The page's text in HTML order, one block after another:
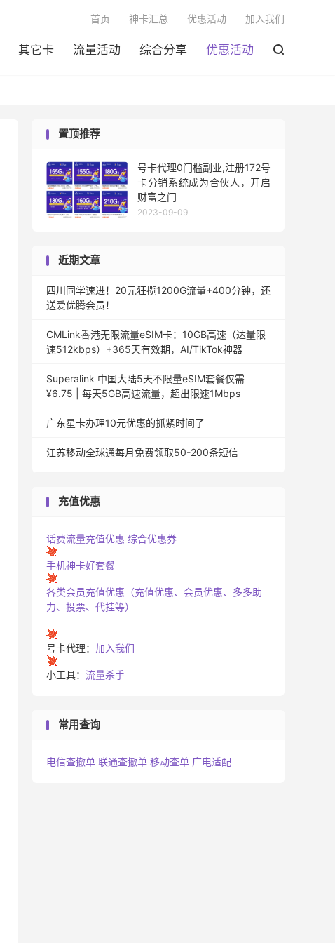
其它卡 流量活动 综合分享 优惠活动 
首页 神卡汇总 优惠活动 加入我们
置顶推荐
号卡代理0门槛副业,注册172号
卡分销系统成为合伙人，开启
财富之门
2023-09-09
近期文章
四川同学速进！20元狂揽1200G流量+400分钟，还
送爱优腾会员！
CMLink香港无限流量eSIM卡：10GB高速（达量限
速512kbps）+365天有效期，AI/TikTok神器
Superalink 中国大陆5天不限量eSIM套餐仅需
¥6.75 | 每天5GB高速流量，超出限速1Mbps
广东星卡办理10元优惠的抓紧时间了
江苏移动全球通每月免费领取50-200条短信
充值优惠
话费流量充值优惠 综合优惠券
手机神卡好套餐
各类会员充值优惠（充值优惠、会员优惠、多多助
力、投票、代挂等）
号卡代理： 加入我们
小工具： 流量杀手
常用查询
电信查撤单 联通查撤单 移动查单 广电适配